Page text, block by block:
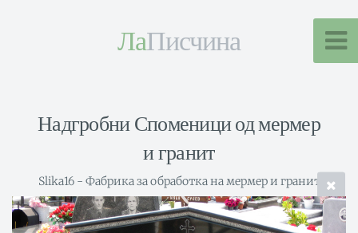
ЛаПисчина
Надгробни Споменици од мермер
и гранит
Slika16 - Фабрика за обработка на мермер и гранит